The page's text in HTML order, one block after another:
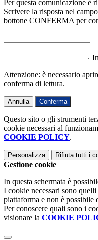
Per questa comunicazione è
Scrivere la risposta nel
bottone CONFERMA per
Attenzione: è necessario
conferma di lettura.
Annulla Conferma
Questo sito o gli strumenti
cookie necessari al
COOKIE POLICY.
Personalizza Rifiuta tutti i
Gestione cookie
In questa schermata è
I cookie necessari sono
piattaforma e non è possibile
Per conoscere quali sono i
visionare la COOKIE